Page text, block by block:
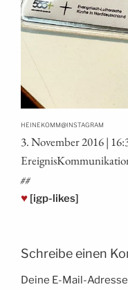
HEINEKOMM@INSTAGRAM
3. Novem­ber 2016 |
##
♥ [igp-likes]
Schreibe einen
Deine E-Mail-